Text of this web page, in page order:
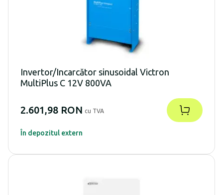
Invertor/Incarcător sinusoidal Victron
MultiPlus C 12V 800VA
2.601,98 RON cu TVA
În depozitul extern